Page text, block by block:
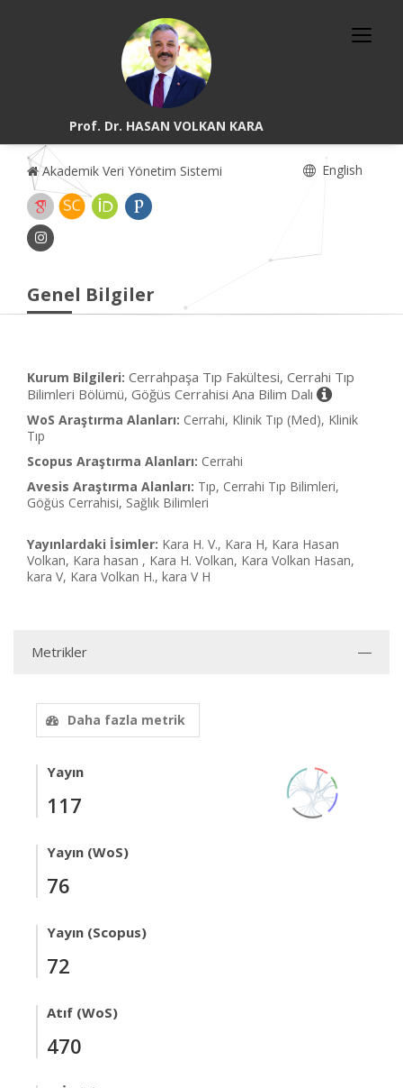
Prof. Dr. HASAN VOLKAN KARA
Akademik Veri Yönetim Sistemi English
Genel Bilgiler
Kurum Bilgileri: Cerrahpaşa Tıp Fakültesi, Cerrahi Tıp
Bilimleri Bölümü, Göğüs Cerrahisi Ana Bilim Dalı
WoS Araştırma Alanları: Cerrahi, Klinik Tıp (Med), Klinik
Tıp
Scopus Araştırma Alanları: Cerrahi
Avesis Araştırma Alanları: Tıp, Cerrahi Tıp Bilimleri,
Göğüs Cerrahisi, Sağlık Bilimleri
Yayınlardaki İsimler: Kara H. V., Kara H, Kara Hasan
Volkan, Kara hasan , Kara H. Volkan, Kara Volkan Hasan,
kara V, Kara Volkan H., kara V H
Metrikler
Daha fazla metrik
Yayın
117
Yayın (WoS)
76
Yayın (Scopus)
72
Atıf (WoS)
470